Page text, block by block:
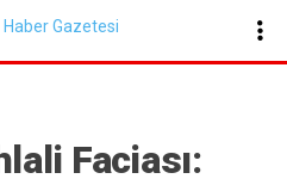
KAHRAMANMARAŞ
Faciası: